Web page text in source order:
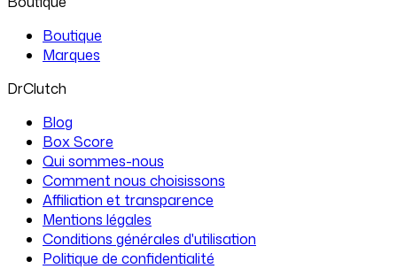
Boutique
Marques
DrClutch
Blog
Box Score
Qui sommes-nous
Comment nous choisissons
Affiliation et transparence
Mentions légales
Conditions générales d'utilisation
Politique de confidentialité